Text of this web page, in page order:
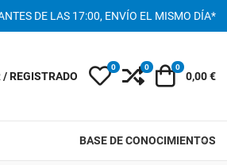
DE LAS 17:00, ENVÍO EL MISMO DÍA*
/ REGISTRADO My Wishlist
0 Compare
0 Carro
0
0,00 €
BASE DE CONOCIMIENTOS